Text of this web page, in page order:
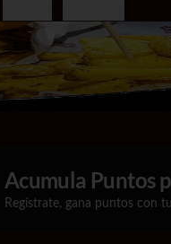
Acumula Puntos
Regístrate, gana puntos con